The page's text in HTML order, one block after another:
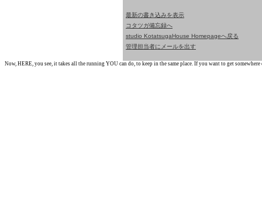
最新の書き込みを表示
コタツガ備忘録へ
studio KotatsugaHouse Homepageへ戻る
管理担当者にメールを出す
Now, HERE, you see, it takes all the running YOU can do, to keep in the same place. If you want to get